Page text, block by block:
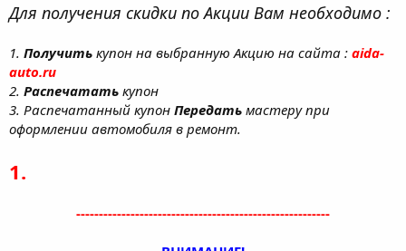
Для получения скидки по Акции Вам необходимо :
1. Получить купон на выбранную Акцию на сайта : aida-
auto.ru
2. Распечатать купон
3. Распечатанный купон Передать мастеру при
оформлении автомобиля в ремонт.
1.
--------------------------------------------------------